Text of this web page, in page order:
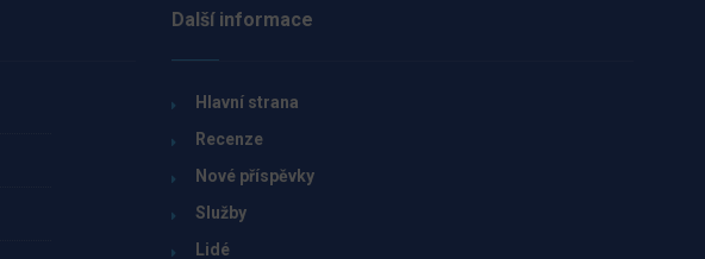
Další informace
Hlavní strana
Recenze
Nové příspěvky
Služby
Lidé